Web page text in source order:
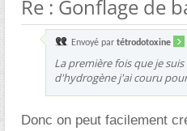
Re : Gonflage de
Envoyé par tétrodotoxine
La première fois que je
d'hydrogène j'ai couru
Donc on peut facilement